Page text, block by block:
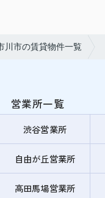
川市の賃貸物件一覧
営業所一覧
渋谷営業所
自由が丘営業所
高田馬場営業所